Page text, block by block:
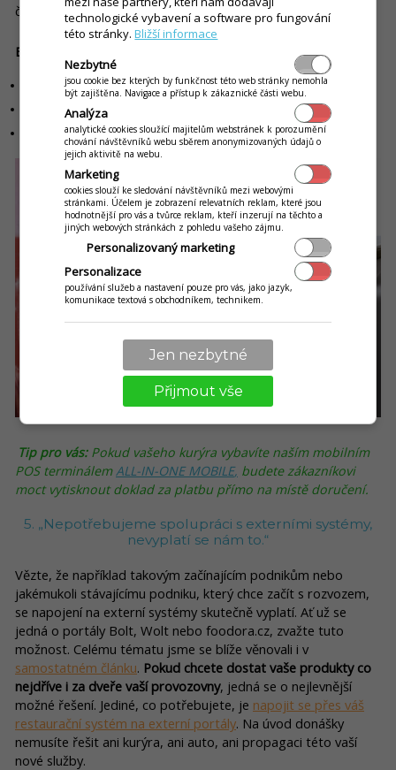
čekáním na zákazníka.
Benefity:
rychlejší a efektivnější rozvoz jídel,
aplikace je navržena s ohledem na bezpečnost řidičů,
vše funguje online – aplikaci spustíte na jakémkoli chytrém telefonu.
Tip pro vás:Pokud vašeho kurýra vybavíte naším mobilním
POS terminálemALL-IN-ONE MOBILE, budete zákazníkovi
moct vytisknout doklad za platbu přímo na místě doručení.
5. „Nepotřebujeme spolupráci s externími systémy,
nevyplatí se nám to.“
Vězte, že například takovým začínajícím podnikům nebo
jakémukoli stávajícímu podniku, který chce začít s rozvozem,
se napojení na externí systémy skutečně vyplatí. Ať už se
jedná o portály Bolt, Wolt nebo foodora.cz, zvažte tuto
možnost. Celému tématu jsme se blíže věnovali i v
samostatném článku. Pokud chcete dostat vaše produkty co
nejdříve i za dveře vaší provozovny, jedná se o nejlevnější
možné řešení. Jediné, co potřebujete, je napojit se přes váš
restaurační systém na externí portály. Na úvod donášky
nemusíte řešit ani kurýra, ani auto, ani propagaci této vaší
nové služby.
technologické vybavení a software pro fungování
této stránky.Bližší informace
Nezbytné
jsou cookie bez kterých by funkčnost této web stránky nemohla
být zajištěna. Navigace a přístup k zákaznické části webu.
Analýza
analytické cookies sloužící majitelům webstránek k porozumění
chování návštěvníků webu sběrem anonymizovaných údajů o
jejich aktivitě na webu.
Marketing
cookies slouží ke sledování návštěvníků mezi webovými
stránkami. Účelem je zobrazení relevatních reklam, které jsou
hodnotnější pro vás a tvůrce reklam, kteří inzerují na těchto a
jiných webových stránkách z pohledu vašeho zájmu.
Personalizovaný marketing
Personalizace
používání služeb a nastavení pouze pro vás, jako jazyk,
komunikace textová s obchodníkem, technikem.
Jen nezbytné
Přijmout vše